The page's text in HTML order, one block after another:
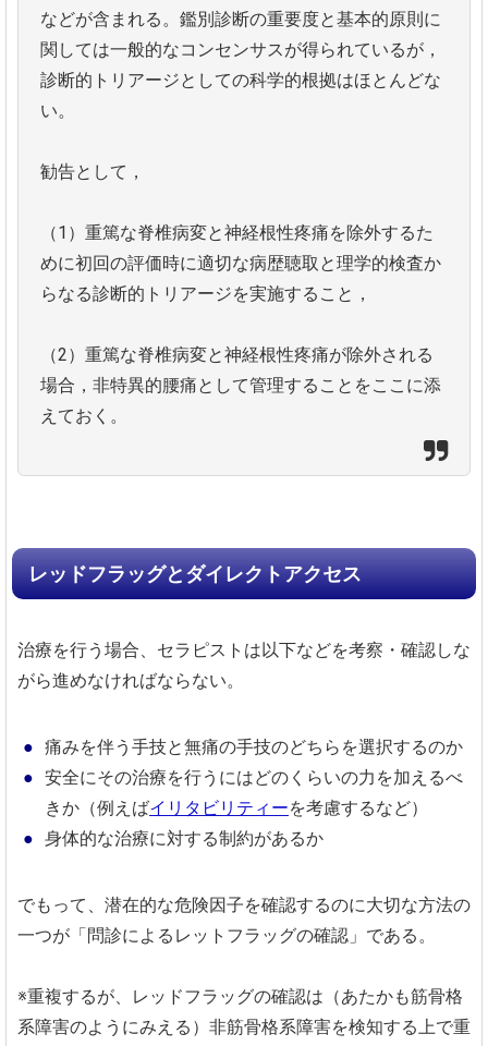
などが含まれる。鑑別診断の重要度と基本的原則に
関しては一般的なコンセンサスが得られているが，
診断的トリアージとしての科学的根拠はほとんどな
い。
勧告として，
（1）重篤な脊椎病変と神経根性疼痛を除外するた
めに初回の評価時に適切な病歴聴取と理学的検査か
らなる診断的トリアージを実施すること，
（2）重篤な脊椎病変と神経根性疼痛が除外される
場合，非特異的腰痛として管理することをここに添
えておく。
レッドフラッグとダイレクトアクセス
治療を行う場合、セラピストは以下などを考察・確認しな
がら進めなければならない。
痛みを伴う手技と無痛の手技のどちらを選択するのか
安全にその治療を行うにはどのくらいの力を加えるべ
きか（例えばイリタビリティーを考慮するなど）
身体的な治療に対する制約があるか
でもって、潜在的な危険因子を確認するのに大切な方法の
一つが「問診によるレットフラッグの確認」である。
※重複するが、レッドフラッグの確認は（あたかも筋骨格
系障害のようにみえる）非筋骨格系障害を検知する上で重